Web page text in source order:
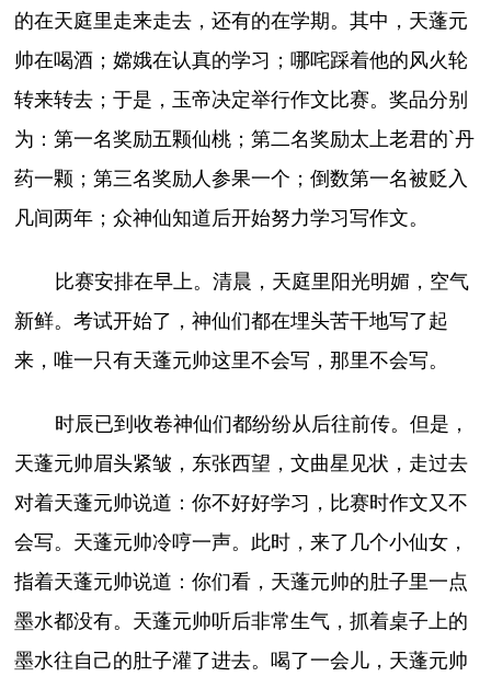
的在天庭里走来走去，还有的在学期。其中，天蓬元
帅在喝酒；嫦娥在认真的学习；哪咤踩着他的风火轮
转来转去；于是，玉帝决定举行作文比赛。奖品分别
为：第一名奖励五颗仙桃；第二名奖励太上老君的`丹
药一颗；第三名奖励人参果一个；倒数第一名被贬入
凡间两年；众神仙知道后开始努力学习写作文。
比赛安排在早上。清晨，天庭里阳光明媚，空气
新鲜。考试开始了，神仙们都在埋头苦干地写了起
来，唯一只有天蓬元帅这里不会写，那里不会写。
时辰已到收卷神仙们都纷纷从后往前传。但是，
天蓬元帅眉头紧皱，东张西望，文曲星见状，走过去
对着天蓬元帅说道：你不好好学习，比赛时作文又不
会写。天蓬元帅冷哼一声。此时，来了几个小仙女，
指着天蓬元帅说道：你们看，天蓬元帅的肚子里一点
墨水都没有。天蓬元帅听后非常生气，抓着桌子上的
墨水往自己的肚子灌了进去。喝了一会儿，天蓬元帅